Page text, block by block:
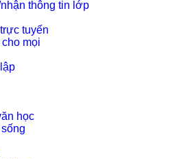
thông tin lớp
tuyến
mọi
học